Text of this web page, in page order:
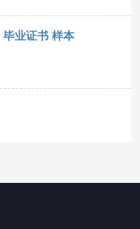
业证书 样本